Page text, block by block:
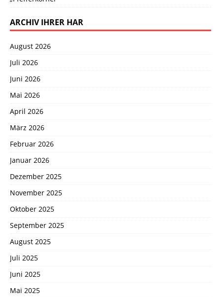
ARCHIV IHRER HAR
August 2026
Juli 2026
Juni 2026
Mai 2026
April 2026
März 2026
Februar 2026
Januar 2026
Dezember 2025
November 2025
Oktober 2025
September 2025
August 2025
Juli 2025
Juni 2025
Mai 2025